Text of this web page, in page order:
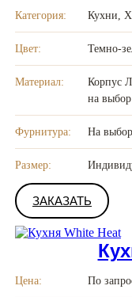
Категория: Кухни,
Цвет: Темно-
Материал:
Корпус
на выбор
Фурнитура: На
Размер:
ЗАКАЗАТЬ
Цена: По